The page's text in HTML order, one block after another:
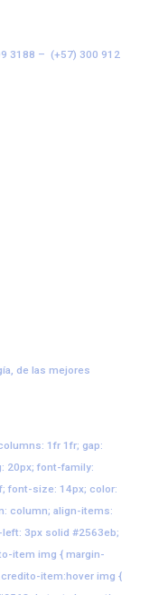
3188 – (+57) 300 912
1fr 1fr; gap:
20px; font-family:
font-size: 14px; color:
column; align-items:
3px solid #2563eb;
item img { margin-
item:hover img {